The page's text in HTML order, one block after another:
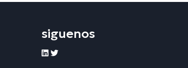
siguenos